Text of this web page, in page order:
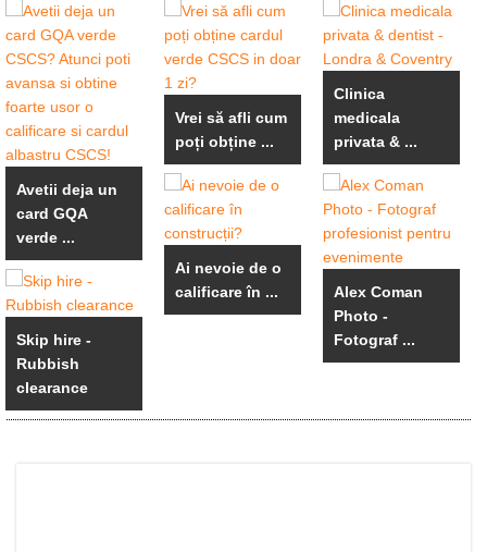
Avetii deja un
card GQA
verde ...
Skip hire -
Rubbish
clearance
Vrei să afli cum
poți obține ...
Ai nevoie de o
calificare în ...
Clinica
medicala
privata & ...
Alex Coman
Photo -
Fotograf ...